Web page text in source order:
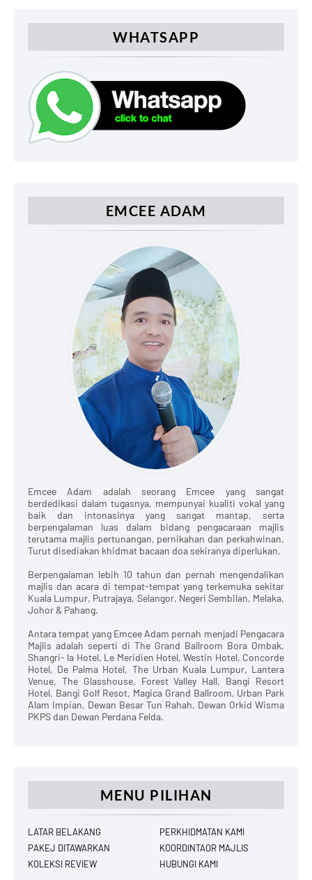
WHATSAPP
EMCEE ADAM
Emcee Adam adalah seorang Emcee yang sangat
berdedikasi dalam tugasnya, mempunyai kualiti vokal yang
baik dan intonasinya yang sangat mantap, serta
berpengalaman luas dalam bidang pengacaraan majlis
terutama majlis pertunangan, pernikahan dan perkahwinan.
Turut disediakan khidmat bacaan doa sekiranya diperlukan.
Berpengalaman lebih 10 tahun dan pernah mengendalikan
majlis dan acara di tempat-tempat yang terkemuka sekitar
Kuala Lumpur, Putrajaya, Selangor, Negeri Sembilan, Melaka,
Johor & Pahang.
Antara tempat yang Emcee Adam pernah menjadi Pengacara
Majlis adalah seperti di The Grand Ballroom Bora Ombak,
Shangri- la Hotel, Le Meridien Hotel, Westin Hotel, Concorde
Hotel, De Palma Hotel, The Urban Kuala Lumpur, Lantera
Venue, The Glasshouse, Forest Valley Hall, Bangi Resort
Hotel, Bangi Golf Resot, Magica Grand Ballroom, Urban Park
Alam Impian, Dewan Besar Tun Rahah, Dewan Orkid Wisma
PKPS dan Dewan Perdana Felda.
MENU PILIHAN
LATAR BELAKANG
PERKHIDMATAN KAMI
PAKEJ DITAWARKAN
KOORDINTAOR MAJLIS
KOLEKSI REVIEW
HUBUNGI KAMI